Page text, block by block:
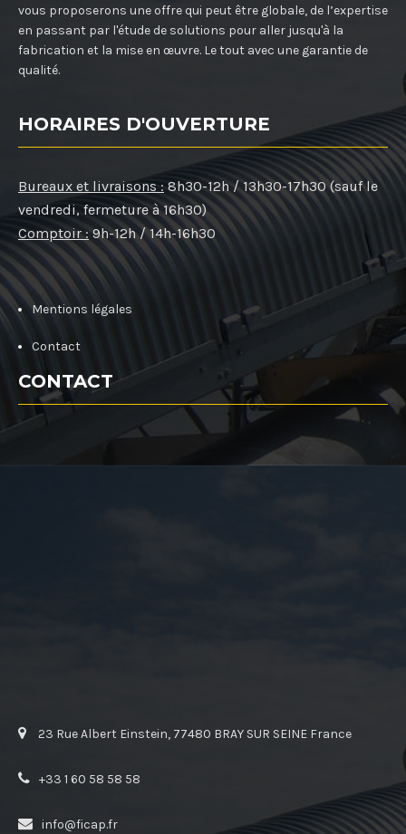
vous proposerons une offre qui peut être globale, de l’expertise
en passant par l'étude de solutions pour aller jusqu'à la
fabrication et la mise en œuvre. Le tout avec une garantie de
qualité.
HORAIRES D'OUVERTURE
Bureaux et livraisons : 8h30-12h / 13h30-17h30 (sauf le
vendredi, fermeture à 16h30)
Comptoir : 9h-12h / 14h-16h30
Mentions légales
Contact
CONTACT
23 Rue Albert Einstein, 77480 BRAY SUR SEINE France
+33 1 60 58 58 58
info@ficap.fr